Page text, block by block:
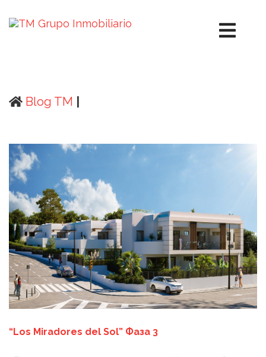
Blog TM
“Los Miradores del Sol” Фаза 3